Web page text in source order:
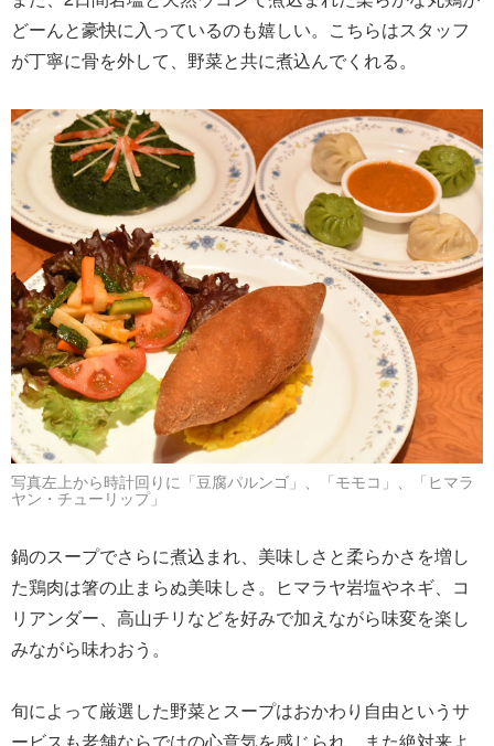
どーんと豪快に入っているのも嬉しい。こちらはスタッフ
が丁寧に骨を外して、野菜と共に煮込んでくれる。
写真左上から時計回りに「豆腐パルンゴ」、「モモコ」、「ヒマラ
ヤン・チューリップ」
鍋のスープでさらに煮込まれ、美味しさと柔らかさを増し
た鶏肉は箸の止まらぬ美味しさ。ヒマラヤ岩塩やネギ、コ
リアンダー、高山チリなどを好みで加えながら味変を楽し
みながら味わおう。
旬によって厳選した野菜とスープはおかわり自由というサ